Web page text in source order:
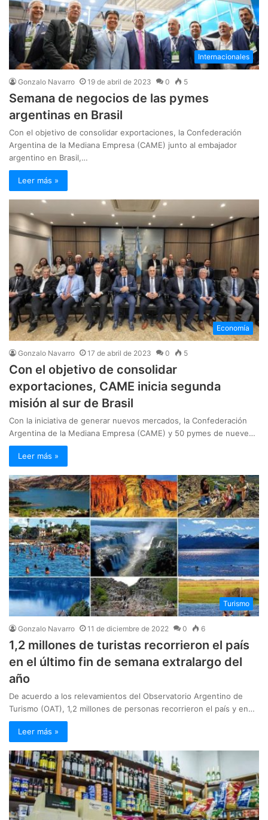
Internacionales
Gonzalo Navarro 19 de abril de 2023 0 5
Semana de negocios de las pymes
argentinas en Brasil
Con el objetivo de consolidar exportaciones, la Confederación
Argentina de la Mediana Empresa (CAME) junto al embajador
argentino en Brasil,…
Leer más »
Economía
Gonzalo Navarro 17 de abril de 2023 0 5
Con el objetivo de consolidar
exportaciones, CAME inicia segunda
misión al sur de Brasil
Con la iniciativa de generar nuevos mercados, la Confederación
Argentina de la Mediana Empresa (CAME) y 50 pymes de nueve…
Leer más »
Turismo
Gonzalo Navarro 11 de diciembre de 2022 0 6
1,2 millones de turistas recorrieron el país
en el último fin de semana extralargo del
año
De acuerdo a los relevamientos del Observatorio Argentino de
Turismo (OAT), 1,2 millones de personas recorrieron el país y en…
Leer más »